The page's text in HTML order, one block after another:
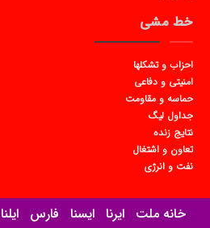
خط مشی
احزاب و تشکلها
امنیتی و دفاعی
حماسه و مقاومت
جداول لیگ
نتایج زنده
تعاون و اشتغال
نفت و انرژی
خانه ملت ایرنا ایسنا فارس ایلنا